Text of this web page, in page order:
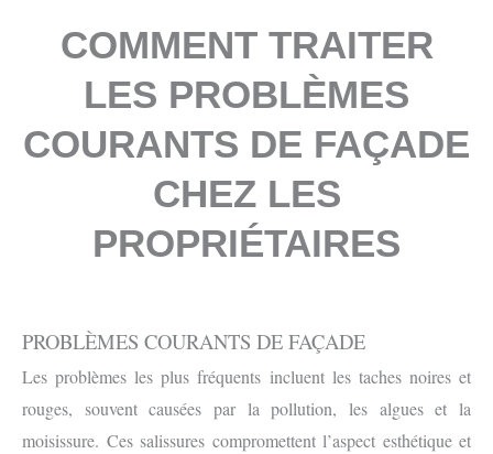
COMMENT TRAITER
LES PROBLÈMES
COURANTS DE FAÇADE
CHEZ LES
PROPRIÉTAIRES
PROBLÈMES COURANTS DE FAÇADE
Les problèmes les plus fréquents incluent les taches noires et
rouges, souvent causées par la pollution, les algues et la
moisissure. Ces salissures compromettent l’aspect esthétique et